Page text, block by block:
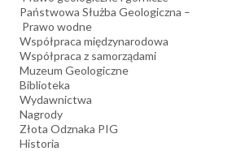
Państwowa Służba Geologiczna –
Prawo wodne
Współpraca międzynarodowa
Współpraca z samorządami
Muzeum Geologiczne
Biblioteka
Wydawnictwa
Nagrody
Złota Odznaka PIG
Historia